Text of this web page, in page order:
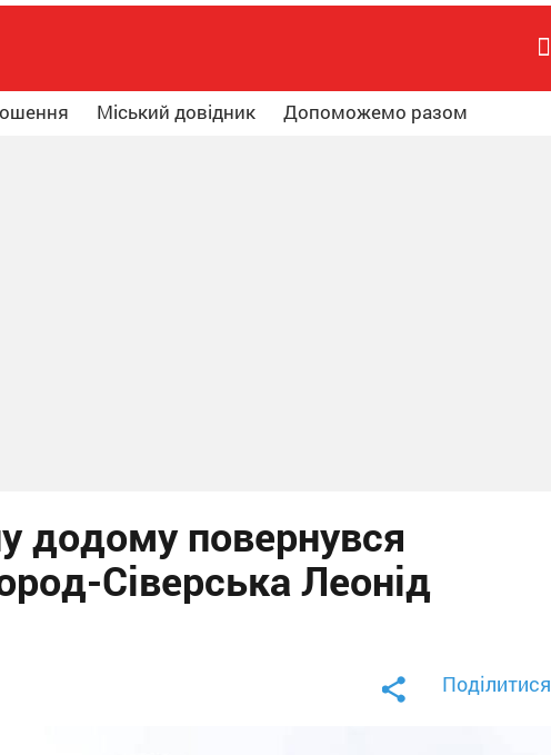
Міський довідник Допоможемо разом
додому повернувся
Сіверська Леонід
Поділитися